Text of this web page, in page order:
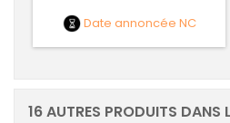
Date annoncée NC
16 AUTRES PRODUITS DANS